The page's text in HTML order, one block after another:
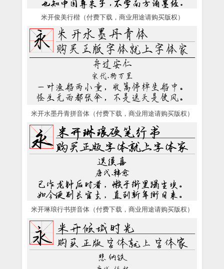
米开俊美行楷（付费下载，商业用途请购买版权）
米开水墨丹青拼音体（付费下载，商业用途请购买版权）
米开琳琅行书拼音体（付费下载，商业用途请购买版权）